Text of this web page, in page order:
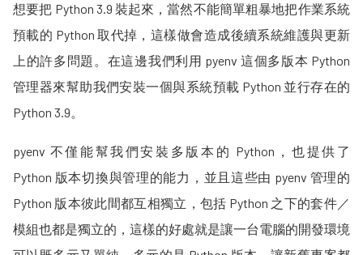
想要把 Python 3.9 裝起來，當然不能簡單粗暴地把作業系統
預載的 Python 取代掉，這樣做會造成後續系統維護與更新
上的許多問題。在這邊我們利用 pyenv 這個多版本 Python
管理器來幫助我們安裝一個與系統預載 Python 並行存在的
Python 3.9。
pyenv 不僅能幫我們安裝多版本的 Python，也提供了
Python 版本切換與管理的能力，並且這些由 pyenv 管理的
Python 版本彼此間都互相獨立，包括 Python 之下的套件／
模組也都是獨立的，這樣的好處就是讓一台電腦的開發環境